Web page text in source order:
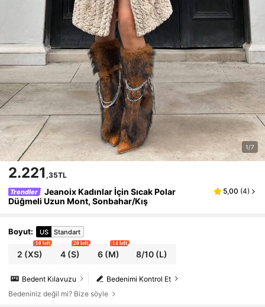
1/7
2.221 ,35TL
Trendler
Jeanoix Kadınlar İçin Sıcak Polar
Düğmeli Uzun Mont, Sonbahar/Kış
5,00 (4)
Boyut: US Standart
2 (XS)
10 left
4(S)
20 left
6(M)
14 left
8/10 (L)
Bedenimi Kontrol Et
Bedent Kılavuzu
Bedeniniz değil mi? Bize söyle